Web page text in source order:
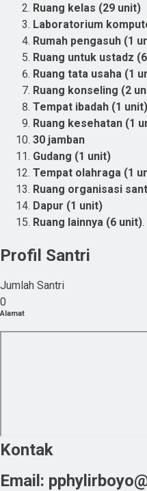
Ruang kelas (29 unit)
Laboratorium
Rumah pengasuh (1
Ruang untuk ustadz
Ruang tata usaha (1
Ruang konseling (2
Tempat ibadah (1 unit)
Ruang kesehatan (1
30 jamban
Gudang (1 unit)
Tempat olahraga (1
Ruang organisasi
Dapur (1 unit)
Ruang lainnya (6 unit).
Profil Santri
Jumlah Santri
0
Alamat
Kontak
Email: